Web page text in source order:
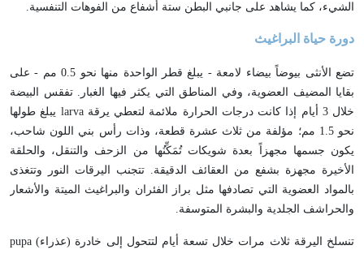
الشيء، كما يشاهد على جانبي البطن ستة أشفاع من الفوهات التنفسية.
دورة حياة البراغيث
تضع الأنثى بيوضاً بيضاء لامعة - يبلغ قطر الواحدة منها نحو 0.5 مم - على
بقايا المضيف العضوية، وفي المناطق التي يكثر فيها الغبار. تفقس البيضة
خلال 3 أيام إذا كانت درجات الحرارة ملائمة لتعطي يرقة larva يبلغ طولها
نحو 1.5 مم؛ مؤلفة من ثلاث عشرة قطعة، وذات رأس بني اللون شاحب،
يكون جسمها مجهزاً بعدة شويكات تُمَكِّنُها من الزحف والتنقل، والحلقة
الأخيرة مجهزة بشفع من العقائف الدقيقة. تتجنب اليرقات النور وتتغذى
بالمواد العضوية التي تصادفها مثل براز الفئران والبراغيث الميتة والأشعار
والحراشف الجلدية والبشرة المتوسفة.
تنسلخ اليرقة ثلاث مرات خلال تسعة أيام لتتحول إلى خادرة (عذراء) pupa